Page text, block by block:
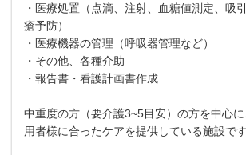
・医療処置（点滴、注射、血糖値測定、吸
瘡予防）
・医療機器の管理（呼吸器管理など）
・その他、各種介助
・報告書・看護計画書作成
中重度の方（要介護3~5目安）の方を中心
用者様に合ったケアを提供している施設です